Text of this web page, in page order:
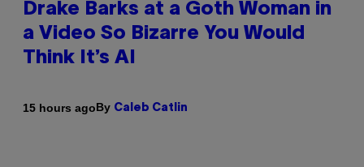
Drake Barks at a Goth Woman in
a Video So Bizarre You Would
Think It’s AI
15 hours agoBy Caleb Catlin